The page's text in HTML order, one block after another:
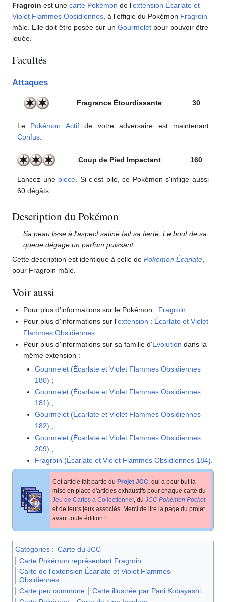
Fragroin est une carte Pokémon de l'extension Écarlate et
Violet Flammes Obsidiennes , à l'effigie du Pokémon Fragroin
mâle. Elle doit être posée sur un Gourmelet pour pouvoir être
jouée.
Facultés
Attaques
Fragrance Étourdissante 30
Le Pokémon Actifde votre adversaire est maintenant
Confus
Coup de Pied Impactant 160
Lancez une pièce . Si c'est pile, ce Pokémon s'inflige aussi
60 dégâts.
Description du Pokémon
Sa peau lisse à l'aspect satiné fait sa fierté. Le bout de sa
queue dégage un parfum puissant.
Cette description est identique à celle de Pokémon Écarlate,
pour Fragroin mâle.
Voir aussi
Pour plus d'informations sur le Pokémon : Fragroin
Pour plus d'informations sur l'extension : Écarlate et Violet
Flammes Obsidiennes
Pour plus d'informations sur sa famille d'Évolution dans la
même extension :
Gourmelet (Écarlate et Violet Flammes Obsidiennes
180) ;
Gourmelet (Écarlate et Violet Flammes Obsidiennes
181) ;
Gourmelet (Écarlate et Violet Flammes Obsidiennes
182) ;
Gourmelet (Écarlate et Violet Flammes Obsidiennes
209) ;
Fragroin (Écarlate et Violet Flammes Obsidiennes 184).
Cet article fait partie du Projet JCC, qui a pour but la
mise en place d'articles exhaustifs pour chaque carte du
Jeu de Cartes à Collectionner, du JCC Pokémon Pocket
et de leurs jeux associés. Merci de lire la page du projet
avant toute édition !
Catégories : Carte du JCC
Carte Pokémon représentant Fragroin
Carte de l'extension Écarlate et Violet Flammes
Obsidiennes
Carte peu commune
Carte illustrée par Pani Kobayashi